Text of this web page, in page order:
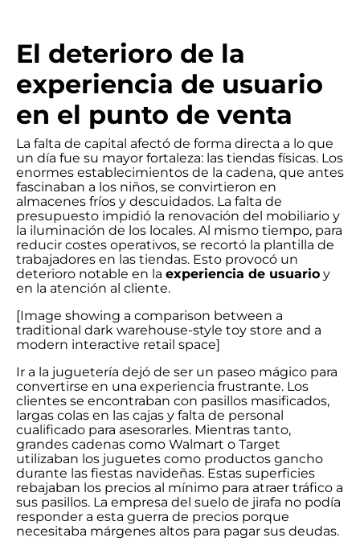
El deterioro de la
experiencia de usuario
en el punto de venta
La falta de capital afectó de forma directa a lo que
un día fue su mayor fortaleza: las tiendas físicas. Los
enormes establecimientos de la cadena, que antes
fascinaban a los niños, se convirtieron en
almacenes fríos y descuidados. La falta de
presupuesto impidió la renovación del mobiliario y
la iluminación de los locales. Al mismo tiempo, para
reducir costes operativos, se recortó la plantilla de
trabajadores en las tiendas. Esto provocó un
deterioro notable en la experiencia de usuario y
en la atención al cliente.
[Image showing a comparison between a
traditional dark warehouse-style toy store and a
modern interactive retail space]
Ir a la juguetería dejó de ser un paseo mágico para
convertirse en una experiencia frustrante. Los
clientes se encontraban con pasillos masificados,
largas colas en las cajas y falta de personal
cualificado para asesorarles. Mientras tanto,
grandes cadenas como Walmart o Target
utilizaban los juguetes como productos gancho
durante las fiestas navideñas. Estas superficies
rebajaban los precios al mínimo para atraer tráfico a
sus pasillos. La empresa del suelo de jirafa no podía
responder a esta guerra de precios porque
necesitaba márgenes altos para pagar sus deudas.